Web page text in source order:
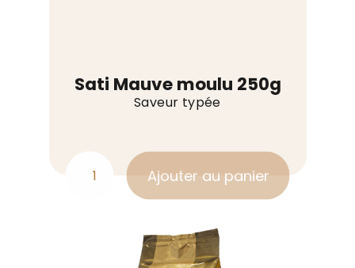
Sati Mauve moulu 250g
Saveur typée
quantité
Ajouter au panier